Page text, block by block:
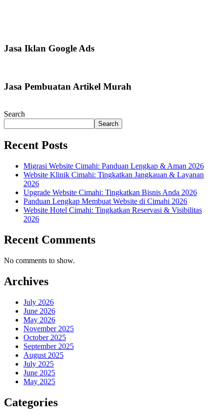
Jasa Iklan Google Ads
Jasa Pembuatan Artikel Murah
Search
Search
Recent Posts
Migrasi Website Cimahi: Panduan Lengkap & Aman 2026
Website Klinik Cimahi: Tingkatkan Jangkauan & Layanan
2026
Upgrade Website Cimahi: Tingkatkan Bisnis Anda 2026
Panduan Lengkap Membuat Website di Cimahi 2026
Website Hotel Cimahi: Tingkatkan Reservasi & Visibilitas
2026
Recent Comments
No comments to show.
Archives
July 2026
June 2026
May 2026
November 2025
October 2025
September 2025
August 2025
July 2025
June 2025
May 2025
Categories